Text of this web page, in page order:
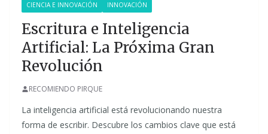
CIENCIA E INNOVACIÓN INNOVACIÓN
Escritura e Inteligencia
Artificial: La Próxima Gran
Revolución
RECOMIENDO PIRQUE
La inteligencia artificial está revolucionando nuestra
forma de escribir. Descubre los cambios clave que está